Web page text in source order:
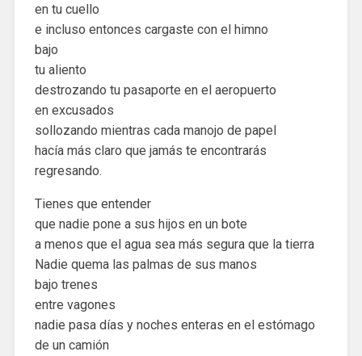
en tu cuello
e incluso entonces cargaste con el himno
bajo
tu aliento
destrozando tu pasaporte en el aeropuerto
en excusados
sollozando mientras cada manojo de papel
hacía más claro que jamás te encontrarás
regresando.
Tienes que entender
que nadie pone a sus hijos en un bote
a menos que el agua sea más segura que la tierra
Nadie quema las palmas de sus manos
bajo trenes
entre vagones
nadie pasa días y noches enteras en el estómago
de un camión